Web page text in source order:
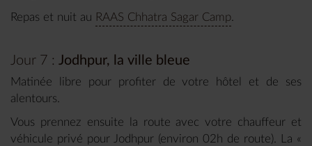
Repas et nuit au RAAS Chhatra Sagar Camp
Jour 7 : Jodhpur, la ville bleue
Matinée libre pour profiter de votre hôtel et de ses
alentours.
Vous prennez ensuite la route avec votre chauffeur et
véhicule privé pour Jodhpur (environ 02h de route). La «